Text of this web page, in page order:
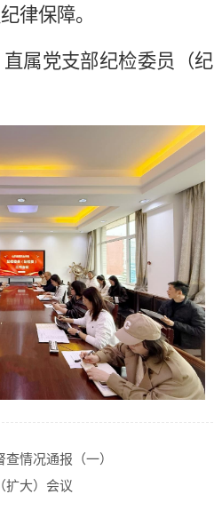
律保障。
直属党支部纪检委员（纪
情况通报（一）
扩大）会议